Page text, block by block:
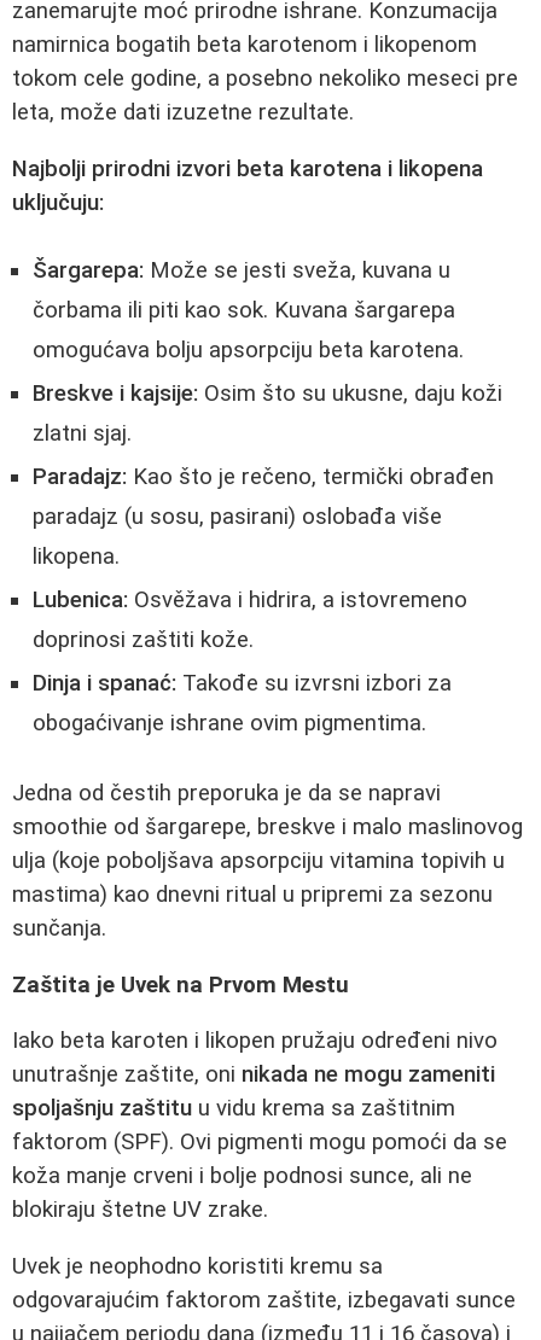
zanemarujte moć prirodne ishrane. Konzumacija
namirnica bogatih beta karotenom i likopenom
tokom cele godine, a posebno nekoliko meseci pre
leta, može dati izuzetne rezultate.
Najbolji prirodni izvori beta karotena i likopena
uključuju:
Šargarepa: Može se jesti sveža, kuvana u
čorbama ili piti kao sok. Kuvana šargarepa
omogućava bolju apsorpciju beta karotena.
Breskve i kajsije: Osim što su ukusne, daju koži
zlatni sjaj.
Paradajz: Kao što je rečeno, termički obrađen
paradajz (u sosu, pasirani) oslobađa više
likopena.
Lubenica: Osvěžava i hidrira, a istovremeno
doprinosi zaštiti kože.
Dinja i spanać: Takođe su izvrsni izbori za
obogaćivanje ishrane ovim pigmentima.
Jedna od čestih preporuka je da se napravi
smoothie od šargarepe, breskve i malo maslinovog
ulja (koje poboljšava apsorpciju vitamina topivih u
mastima) kao dnevni ritual u pripremi za sezonu
sunčanja.
Zaštita je Uvek na Prvom Mestu
Iako beta karoten i likopen pružaju određeni nivo
unutrašnje zaštite, oni nikada ne mogu zameniti
spoljašnju zaštitu u vidu krema sa zaštitnim
faktorom (SPF). Ovi pigmenti mogu pomoći da se
koža manje crveni i bolje podnosi sunce, ali ne
blokiraju štetne UV zrake.
Uvek je neophodno koristiti kremu sa
odgovarajućim faktorom zaštite, izbegavati sunce
u najjačem periodu dana (između 11 i 16 časova) i